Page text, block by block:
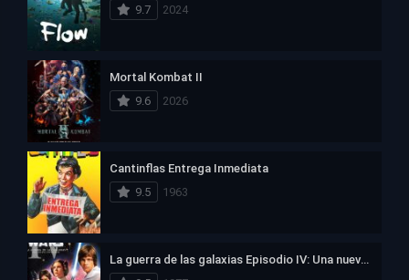
9.7
2024
Mortal Kombat II
9.6
2026
Cantinflas Entrega Inmediata
9.5
1963
La guerra de las galaxias Episodio IV: Una nueva esperanza